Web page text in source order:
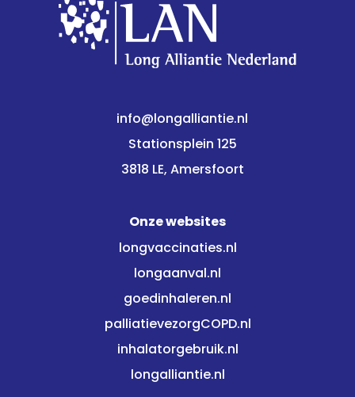
info@longalliantie.nl
Stationsplein 125
3818 LE, Amersfoort
Onze websites
longvaccinaties.nl
longaanval.nl
goedinhaleren.nl
palliatievezorgCOPD.nl
inhalatorgebruik.nl
longalliantie.nl